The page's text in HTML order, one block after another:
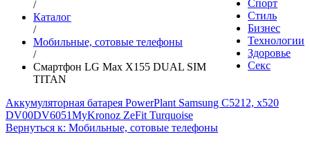
Спорт
Стиль
Бизнес
Технологии
Здоровье
Секс
/
Каталог
/
Мобильные, сотовые телефоны
/
Смартфон LG Max X155 DUAL SIM
TITAN
Аккумуляторная батарея PowerPlant Samsung C5212, x520
DV00DV6051MyKronoz ZeFit Turquoise
Вернуться к: Мобильные, сотовые телефоны